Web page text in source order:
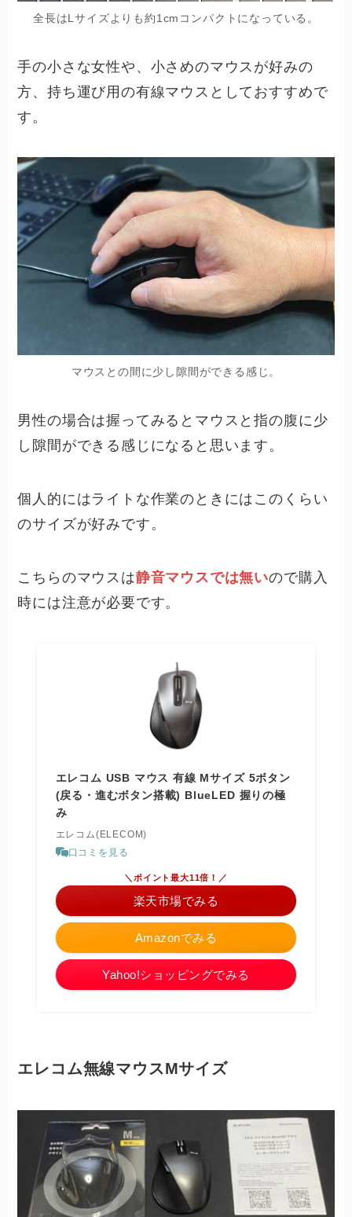
全長はLサイズよりも約1cmコンパクトになっている。
手の小さな女性や、小さめのマウスが好みの
方、持ち運び用の有線マウスとしておすすめで
す。
マウスとの間に少し隙間ができる感じ。
男性の場合は握ってみるとマウスと指の腹に少
し隙間ができる感じになると思います。
個人的にはライトな作業のときにはこのくらい
のサイズが好みです。
こちらのマウスは静音マウスでは無いので購入
時には注意が必要です。
エレコム USB マウス 有線 Mサイズ 5ボタン
(戻る・進むボタン搭載) BlueLED 握りの極
み
エレコム(ELECOM)
口コミを見る
Amazonでみる
＼ポイント最大11倍！／
楽天市場でみる
Yahoo!ショッピングでみる
エレコム無線マウスMサイズ